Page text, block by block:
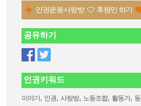
공유하기
인권키워드
이야기, 인권, 사랑방, 노동조합, 활동가, 동